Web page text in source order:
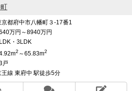
京都府中市八幡町３-17番1
万円～8940万円
・3LDK
2 ～65.83m2
戸
王線 東府中 駅徒歩5分